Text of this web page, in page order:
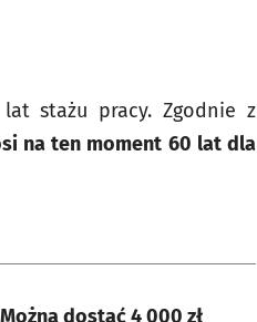
stażu pracy. Zgodnie z
na ten moment 60 lat dla
Renta wdowia i rekordowe zainteresowanie we Wrocławiu. Można dostać 4 000 zł